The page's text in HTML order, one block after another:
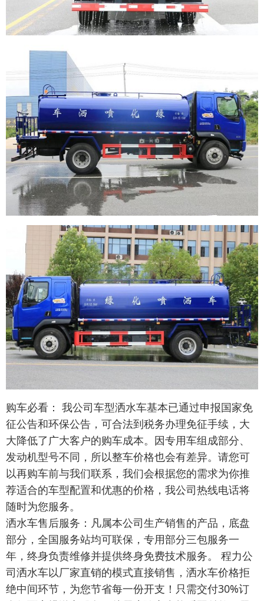
购车必看： 我公司车型洒水车基本已通过申报国家免
征公告和环保公告，可合法到税务办理免征手续，大
大降低了广大客户的购车成本。因专用车组成部分、
发动机型号不同，所以整车价格也会有差异。请您可
以再购车前与我们联系，我们会根据您的需求为你推
荐适合的车型配置和优惠的价格，我公司热线电话将
随时为您服务。
洒水车售后服务：凡属本公司生产销售的产品，底盘
部分，全国服务站均可联保，专用部分三包服务一
年，终身负责维修并提供终身免费技术服务。 程力公
司洒水车以厂家直销的模式直接销售，洒水车价格拒
绝中间环节，为您节省每一份开支！只需交付30%订